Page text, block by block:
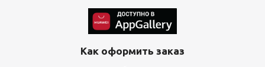
Как оформить заказ